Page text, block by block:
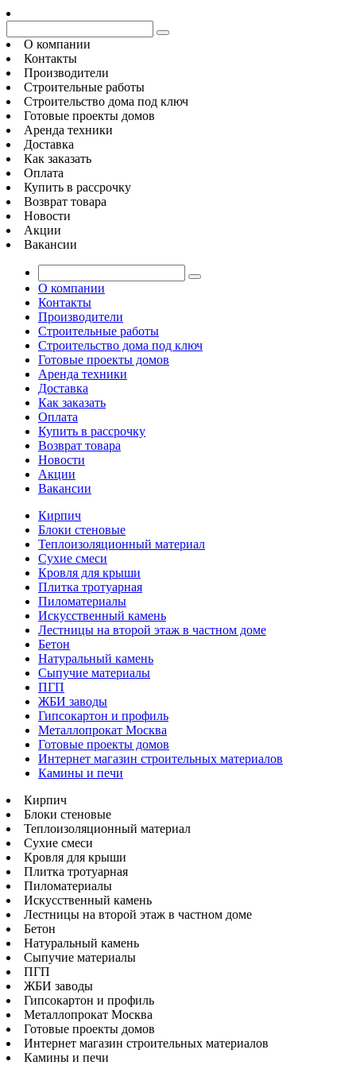
О компании
Контакты
Производители
Строительные работы
Строительство дома под ключ
Готовые проекты домов
Аренда техники
Доставка
Как заказать
Оплата
Купить в рассрочку
Возврат товара
Новости
Акции
Вакансии
О компании
Контакты
Производители
Строительные работы
Строительство дома под ключ
Готовые проекты домов
Аренда техники
Доставка
Как заказать
Оплата
Купить в рассрочку
Возврат товара
Новости
Акции
Вакансии
Кирпич
Блоки стеновые
Теплоизоляционный материал
Сухие смеси
Кровля для крыши
Плитка тротуарная
Пиломатериалы
Искусственный камень
Лестницы на второй этаж в частном доме
Бетон
Натуральный камень
Сыпучие материалы
ПГП
ЖБИ заводы
Гипсокартон и профиль
Металлопрокат Москва
Готовые проекты домов
Интернет магазин строительных материалов
Камины и печи
Кирпич
Блоки стеновые
Теплоизоляционный материал
Сухие смеси
Кровля для крыши
Плитка тротуарная
Пиломатериалы
Искусственный камень
Лестницы на второй этаж в частном доме
Бетон
Натуральный камень
Сыпучие материалы
ПГП
ЖБИ заводы
Гипсокартон и профиль
Металлопрокат Москва
Готовые проекты домов
Интернет магазин строительных материалов
Камины и печи